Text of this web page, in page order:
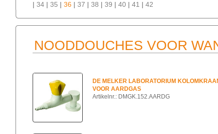
| 34 | 35 | 36 | 37 | 38 | 39 | 40 | 41 | 42
NOODDOUCHES VOOR
DE MELKER LABORATORIUM
VOOR AARDGAS
Artikelnr.: DMGK.152.AARDG